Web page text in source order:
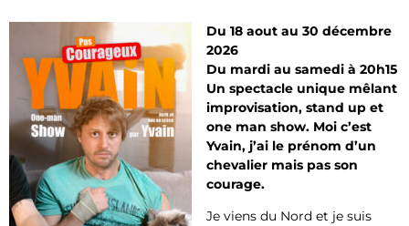
Du 18 aout au 30 décembre
2026
Du mardi au samedi à 20h15
Un spectacle unique mêlant
improvisation, stand up et
one man show. Moi c’est
Yvain, j’ai le prénom d’un
chevalier mais pas son
courage.
Je viens du Nord et je suis